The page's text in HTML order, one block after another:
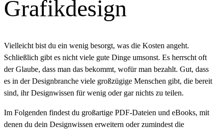
Grafikdesign
Vielleicht bist du ein wenig besorgt, was die Kosten angeht.
Schließlich gibt es nicht viele gute Dinge umsonst. Es herrscht oft
der Glaube, dass man das bekommt, wofür man bezahlt. Gut, dass
es in der Designbranche viele großzügige Menschen gibt, die bereit
sind, ihr Designwissen für wenig oder gar nichts zu teilen.
Im Folgenden findest du großartige PDF-Dateien und eBooks, mit
denen du dein Designwissen erweitern oder zumindest die